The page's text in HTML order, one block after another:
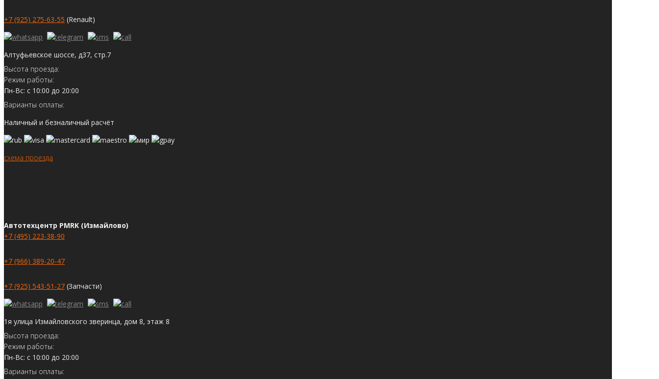
+7 (925) 275-63-55 (Renault)
Алтуфьевское шоссе, д37, стр.7
Высота проезда:
Режим работы:
Пн-Вс: с 10:00 до 20:00
Варианты оплаты:
Наличный и безналичный расчёт
схема проезда
Автотехцентр PMRK (Измайлово)
+7 (495) 223-38-90
+7 (966) 389-20-47
+7 (925) 543-51-27 (Запчасти)
1я улица Измайловского зверинца, дом 8, этаж 8
Высота проезда:
Режим работы:
Пн-Вс: с 10:00 до 20:00
Варианты оплаты: